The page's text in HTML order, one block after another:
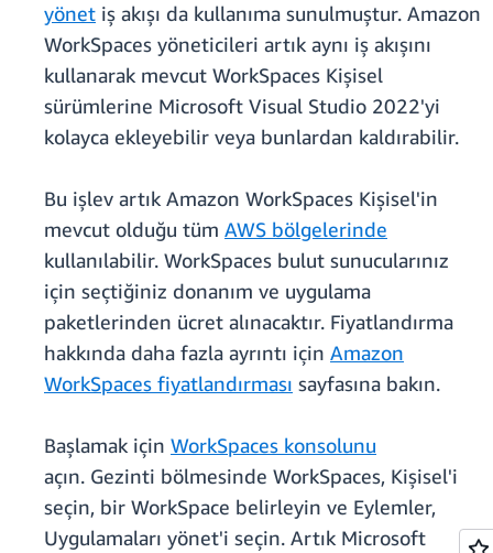
yönet iş akışı da kullanıma sunulmuştur. Amazon
WorkSpaces yöneticileri artık aynı iş akışını
kullanarak mevcut WorkSpaces Kişisel
sürümlerine Microsoft Visual Studio 2022'yi
kolayca ekleyebilir veya bunlardan kaldırabilir.
Bu işlev artık Amazon WorkSpaces Kişisel'in
mevcut olduğu tüm AWS bölgelerinde
kullanılabilir. WorkSpaces bulut sunucularınız
için seçtiğiniz donanım ve uygulama
paketlerinden ücret alınacaktır. Fiyatlandırma
hakkında daha fazla ayrıntı için Amazon
WorkSpaces fiyatlandırması sayfasına bakın.
Başlamak için WorkSpaces konsolunu
açın. Gezinti bölmesinde WorkSpaces, Kişisel'i
seçin, bir WorkSpace belirleyin ve Eylemler,
Uygulamaları yönet'i seçin. Artık Microsoft